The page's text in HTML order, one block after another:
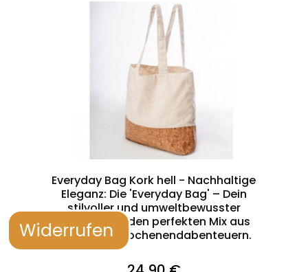
Everyday Bag Kork hell - Nachhaltige
Eleganz: Die 'Everyday Bag' – Dein
stilvoller und umweltbewusster
Begleiter für den perfekten Mix aus
Alltag und Wochenendabenteuern.
Widerrufen